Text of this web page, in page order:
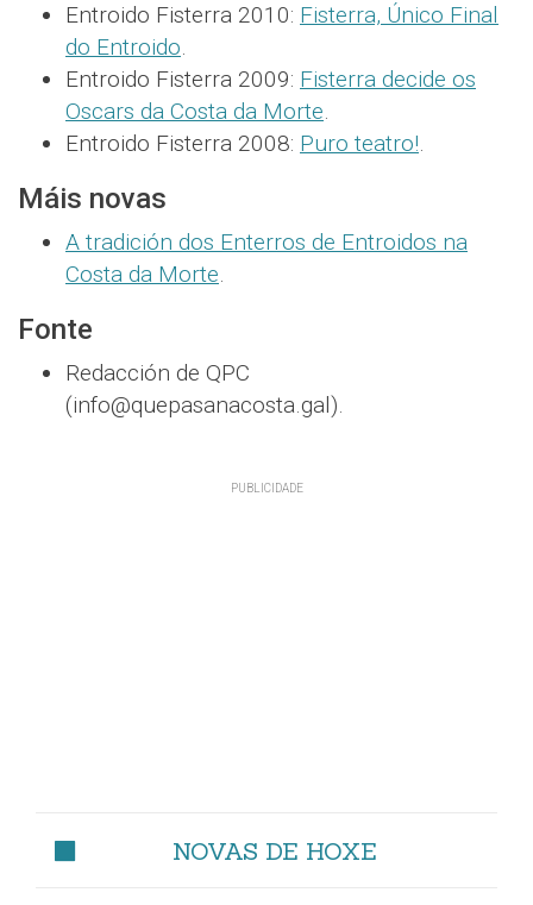
Entroido Fisterra 2010: Fisterra, Único Final
do Entroido.
Entroido Fisterra 2009: Fisterra decide os
Oscars da Costa da Morte.
Entroido Fisterra 2008: Puro teatro!.
Máis novas
A tradición dos Enterros de Entroidos na
Costa da Morte.
Fonte
Redacción de QPC
(info@quepasanacosta.gal).
NOVAS DE HOXE